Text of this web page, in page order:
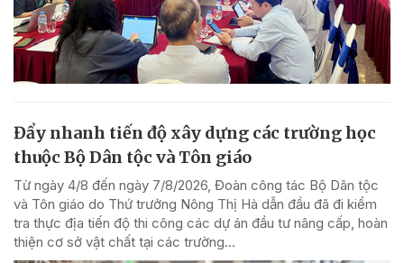
Đẩy nhanh tiến độ xây dựng các trường học
thuộc Bộ Dân tộc và Tôn giáo
Từ ngày 4/8 đến ngày 7/8/2026, Đoàn công tác Bộ Dân tộc
và Tôn giáo do Thứ trưởng Nông Thị Hà dẫn đầu đã đi kiểm
tra thực địa tiến độ thi công các dự án đầu tư nâng cấp, hoàn
thiện cơ sở vật chất tại các trường...